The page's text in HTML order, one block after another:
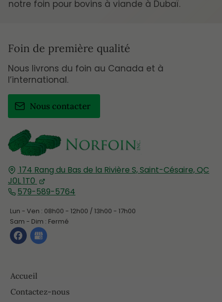
notre foin pour bovins à viande à Dubaï.
174 Rang du Bas de la Rivière S,Saint-Césaire, QC
J0L 1T0
579-589-5764
Lun - Ven : 08h00 - 12h00 / 13h00 - 17h00
Sam - Dim : Fermé
Accueil
Contactez-nous
Foin de première qualité
Nous livrons du foin au Canada et à
l’international.
Nous contacter